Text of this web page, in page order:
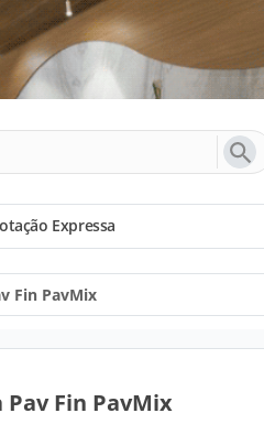
Expressa
Fin PavMix
Pav Fin PavMix